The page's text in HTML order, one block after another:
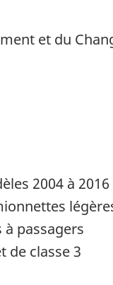
et du
2004 à 2016
passagers
de classe 3